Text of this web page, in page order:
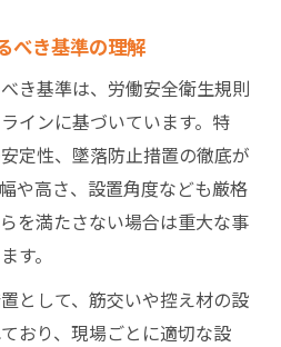
べき基準の理解
き基準は、労働安全衛生規則
インに基づいています。特
定性、墜落防止措置の徹底が
や高さ、設置角度なども厳格
を満たさない場合は重大な事
す。
として、筋交いや控え材の設
おり、現場ごとに適切な設